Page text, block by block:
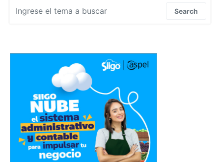
Search